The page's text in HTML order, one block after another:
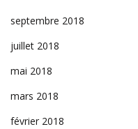
septembre 2018
juillet 2018
mai 2018
mars 2018
février 2018